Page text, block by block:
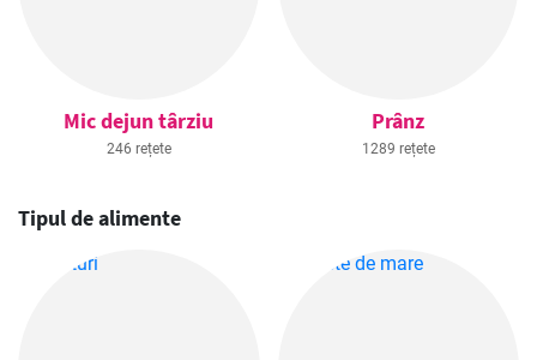
Mic dejun târziu
246 rețete
Prânz
1289 rețete
Tipul de alimente